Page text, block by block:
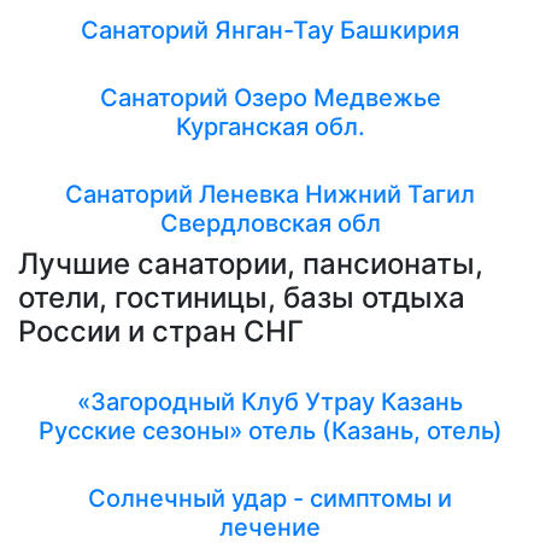
Санаторий Янган-Тау Башкирия
Санаторий Озеро Медвежье
Курганская обл.
Санаторий Леневка Нижний Тагил
Свердловская обл
Лучшие санатории, пансионаты,
отели, гостиницы, базы отдыха
России и стран СНГ
«Загородный Клуб Утрау Казань
Русские сезоны» отель (Казань, отель)
Солнечный удар - симптомы и
лечение